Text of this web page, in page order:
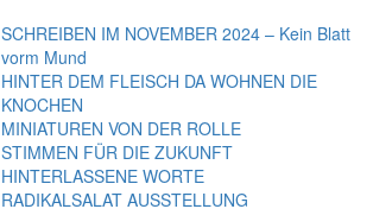
SCHREIBEN IM NOVEMBER 2024 – Kein Blatt
vorm Mund
HINTER DEM FLEISCH DA WOHNEN DIE
KNOCHEN
MINIATUREN VON DER ROLLE
STIMMEN FÜR DIE ZUKUNFT
HINTERLASSENE WORTE
RADIKALSALAT AUSSTELLUNG